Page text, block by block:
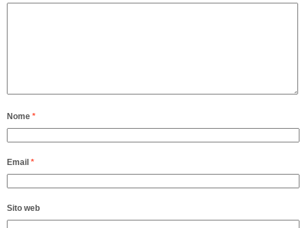
Nome *
Email *
Sito web